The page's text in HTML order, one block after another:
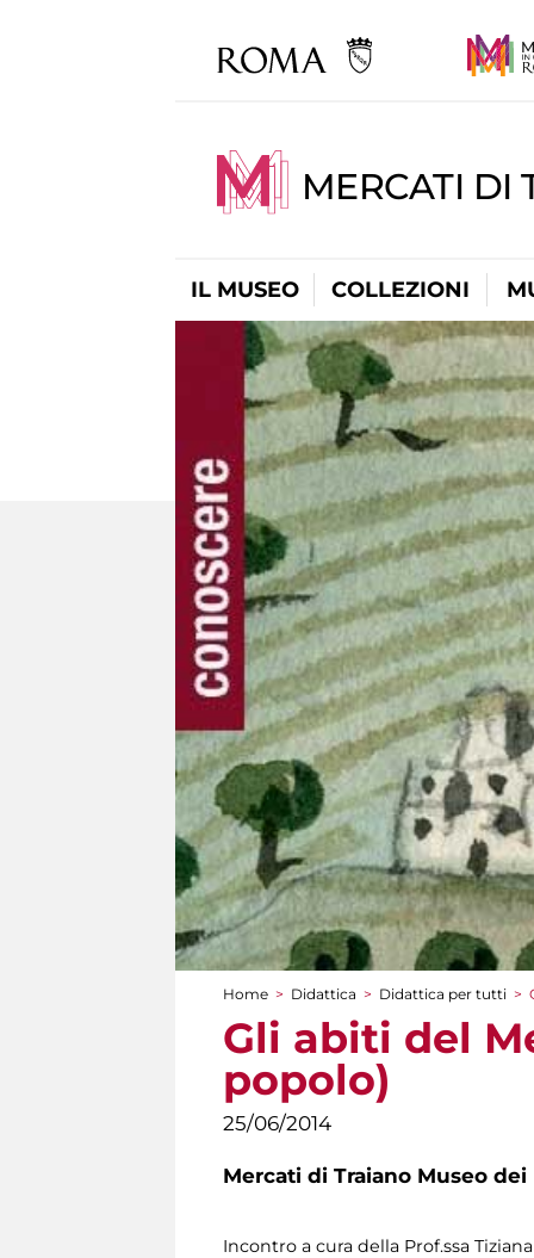
MERCATI DI
IL MUSEO COLLEZIONI
Tu sei qui
Home > Didattica > Didattica per tutti >
Gli abiti del
popolo)
25/06/2014
Mercati di Traiano Museo
Incontro a cura della Prof.ssa